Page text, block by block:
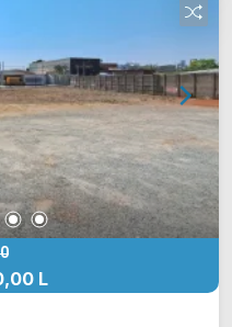
possui fácil
Av. Carlos
e Av. Rodolfo
infraestrutura
academias,
praticidade e
a sua visita!!
ARBIX
mudança!
L